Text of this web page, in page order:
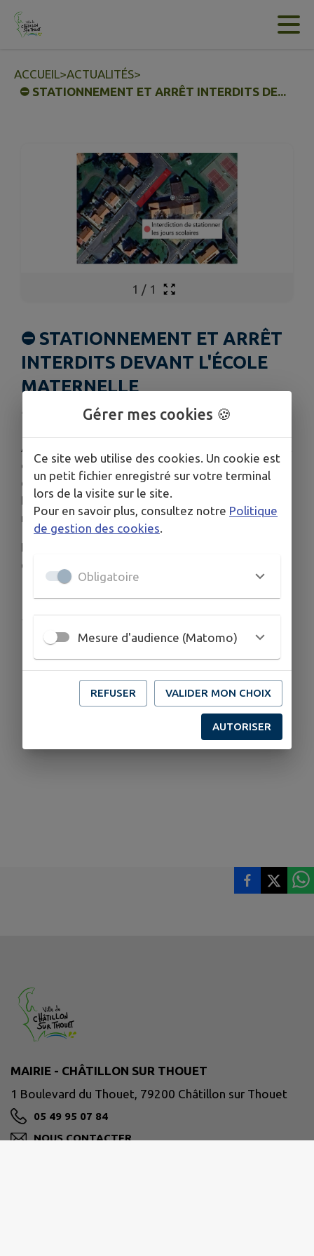
Contenu
ACCUEIL>ACTUALITÉS>
⛔ STATIONNEMENT ET ARRÊT INTERDITS DE...
1 / 1
⛔ STATIONNEMENT ET ARRÊT
INTERDITS DEVANT L'ÉCOLE
MATERNELLE
Publié le vendredi 04 juillet 2025 - Châtillon sur Thouet
À partir du
des véhicules, ainsi que l'arrêt, seront interdits
devant l'école maternelle - avenue Edmond
Rostand (voie communale n°28), du côté des
numéros pairs, les jours scolaires uniquement.
Il sera réservé aux véhicules déposant des élèves
et aux véhicules de services.
Publié par Mairie de Châtillon sur Thouet
MAIRIE - CHÂTILLON SUR THOUET
1 Boulevard du Thouet, 79200 Châtillon sur Thouet
05 49 95 07 84
NOUS CONTACTER
Gérer mes cookies 🍪
Ce site web utilise des cookies. Un cookie est
un petit fichier enregistré sur votre terminal
lors de la visite sur le site.
Pour en savoir plus, consultez notre Politique
de gestion des cookies.
Obligatoire
Mesure d'audience (Matomo)
REFUSER VALIDER MON CHOIX
AUTORISER